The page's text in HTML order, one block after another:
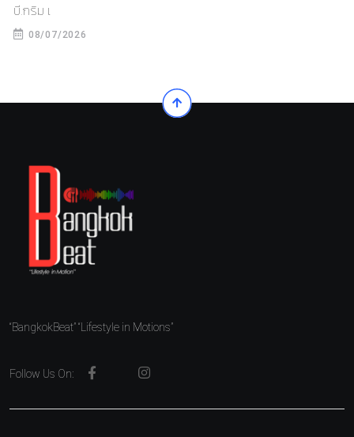
บี.กริม เ
08/07/2026
“BangkokBeat” “Lifestyle in Motions”
Follow Us On: